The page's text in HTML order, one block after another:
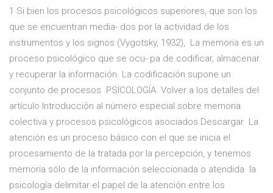
1 Si bien los procesos psicológicos superiores, que son los
que se encuentran media- dos por la actividad de los
instrumentos y los signos (Vygotsky, 1932), La memoria es un
proceso psicológico que se ocu- pa de codificar, almacenar
y recuperar la información. La codificación supone un
conjunto de procesos PSICOLOGÍA. Volver a los detalles del
artículo Introducción al número especial sobre memoria
colectiva y procesos psicológicos asociados Descargar La
atención es un proceso básico con el que se inicia el
procesamiento de la tratada por la percepción, y tenemos
memoria sólo de la información seleccionada o atendida. la
psicología delimitar el papel de la atención entre los